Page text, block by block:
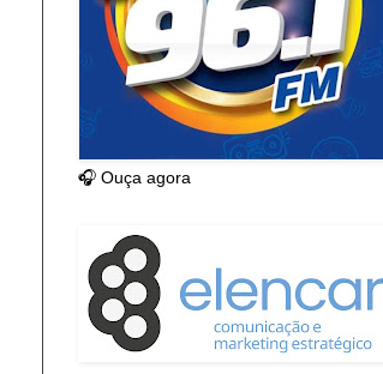
🎧 Ouça agora